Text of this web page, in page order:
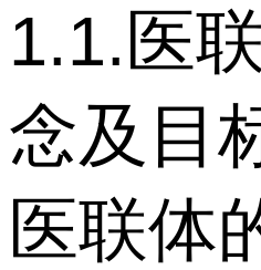
1.1.医
念及目
医联体